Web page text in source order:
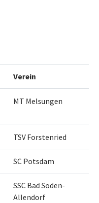
Verein
MT Melsungen
TSV Forstenried
SC Potsdam
SSC Bad Soden-
Allendorf